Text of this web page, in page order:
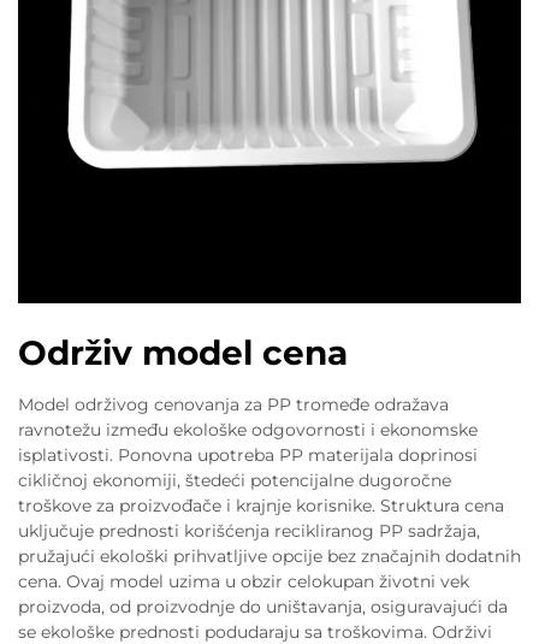
Održiv model cena
Model održivog cenovanja za PP tromeđe odražava
ravnotežu između ekološke odgovornosti i ekonomske
isplativosti. Ponovna upotreba PP materijala doprinosi
cikličnoj ekonomiji, štedeći potencijalne dugoročne
troškove za proizvođače i krajnje korisnike. Struktura cena
uključuje prednosti korišćenja recikliranog PP sadržaja,
pružajući ekološki prihvatljive opcije bez značajnih dodatnih
cena. Ovaj model uzima u obzir celokupan životni vek
proizvoda, od proizvodnje do uništavanja, osiguravajući da
se ekološke prednosti podudaraju sa troškovima. Održivi